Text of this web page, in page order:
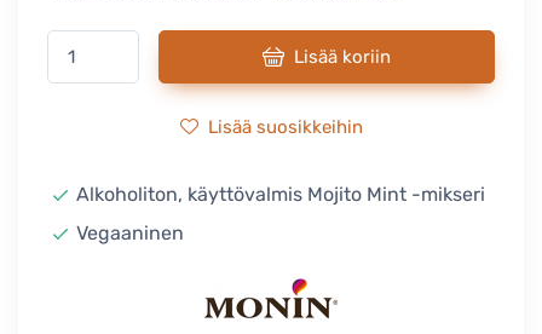
Lisää koriin
Lisää suosikkeihin
Alkoholiton, käyttövalmis Mojito Mint -mikseri
Vegaaninen